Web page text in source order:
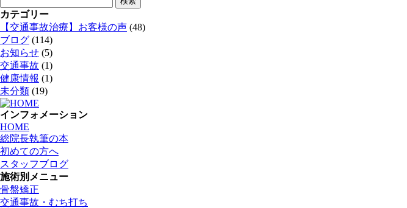
索:
カテゴリー
【交通事故治療】お客様の声 (48)
ブログ (114)
お知らせ (5)
交通事故 (1)
健康情報 (1)
未分類 (19)
インフォメーション
HOME
総院長執筆の本
初めての方へ
スタッフブログ
施術別メニュー
骨盤矯正
交通事故・むち打ち